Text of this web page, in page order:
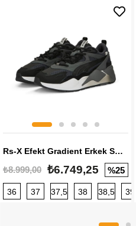
Rs-X Efekt Gradient Erkek Sneaker
₺8.999,00 ₺6.749,25 %25
36 37 37,5 38 38,5 39